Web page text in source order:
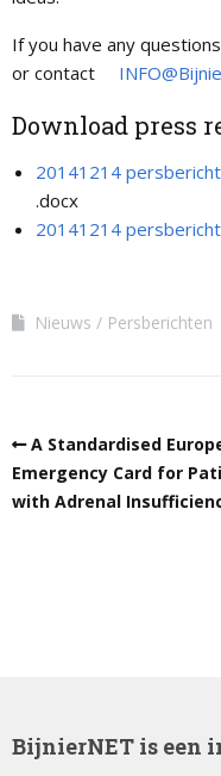
If you have any
or contact
Download press
20141214
.docx
20141214
Nieuws Persberichten
A Standardised
Emergency Card for
with Adrenal
BijnierNET is een